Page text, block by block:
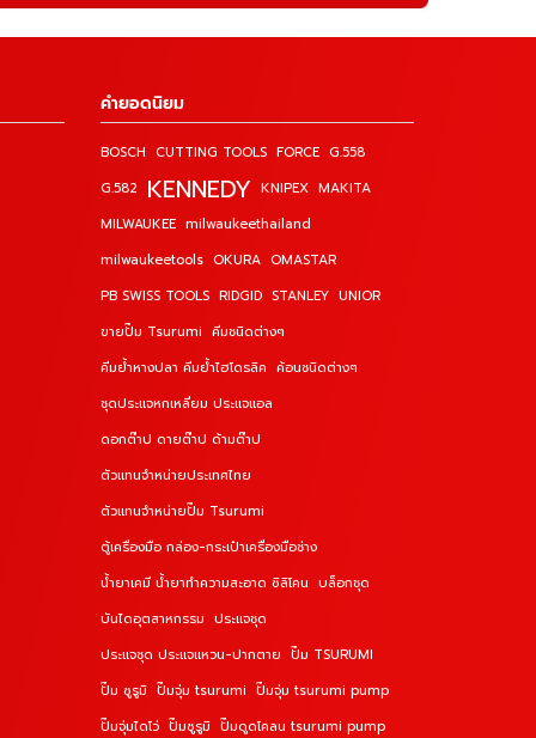
คำยอดนิยม
BOSCH CUTTING TOOLS FORCE G.558
G.582 KENNEDY KNIPEX MAKITA
MILWAUKEE milwaukeethailand
milwaukeetools OKURA OMASTAR
PB SWISS TOOLS RIDGID STANLEY UNIOR
ขายปั๊ม Tsurumi คีมชนิดต่างๆ
คีมย้ำหางปลา คีมย้ำไฮโดรลิค ค้อนชนิดต่างๆ
ชุดประแจหกเหลี่ยม ประแจแอล
ดอกต๊าป ดายต๊าป ด้ามต๊าป
ตัวแทนจำหน่ายประเทศไทย
ตัวแทนจำหน่ายปั๊ม Tsurumi
ตู้เครื่องมือ กล่อง-กระเป๋าเครื่องมือช่าง
น้ำยาเคมี น้ำยาทำความสะอาด ซิลิโคน บล็อกชุด
บันไดอุตสาหกรรม ประแจชุด
ประแจชุด ประแจแหวน-ปากตาย ปั๊ม TSURUMI
ปั๊ม ซูรูมิ ปั๊มจุ่ม tsurumi ปั๊มจุ่ม tsurumi pump
ปั๊มจุ่มไดโว่ ปั๊มซูรูมิ ปั๊มดูดโคลน tsurumi pump